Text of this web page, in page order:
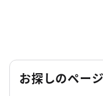
お探しのペー